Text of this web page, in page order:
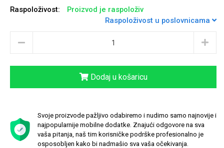
Raspoloživost:
Proizvod je raspoloživ
Raspoloživost u poslovnicama
Dodaj u košaricu
Svoje proizvode pažljivo odabiremo i nudimo samo najnovije i
najpopularnije mobilne dodatke. Znajući odgovore na sva
vaša pitanja, naš tim korisničke podrške profesionalno je
osposobljen kako bi nadmašio sva vaša očekivanja.